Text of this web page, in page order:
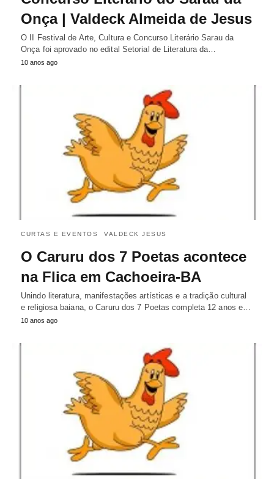
Onça | Valdeck Almeida de Jesus
O II Festival de Arte, Cultura e Concurso Literário Sarau da
Onça foi aprovado no edital Setorial de Literatura da…
10 anos ago
CURTAS E EVENTOS VALDECK JESUS
O Caruru dos 7 Poetas acontece
na Flica em Cachoeira-BA
Unindo literatura, manifestações artísticas e a tradição cultural
e religiosa baiana, o Caruru dos 7 Poetas completa 12 anos e…
10 anos ago